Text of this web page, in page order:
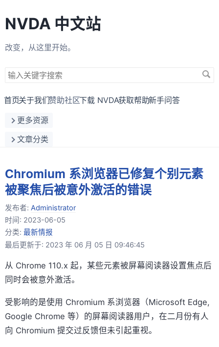
NVDA 中文站
改变，从这里开始。
搜
关
字
首页关于我们赞助社区下载 NVDA获取帮助新手问答
更多资源
文章分类
Chromium 系浏览器已修复个别元素
被聚焦后被意外激活的错误
发布者: Administrator
时间: 2023-06-05
分类: 最新情报
最后更新于: 2023 年 06 月 05 日 09:46:45
从 Chrome 110.x 起，某些元素被屏幕阅读器设置焦点后
同时会被意外激活。
受影响的是使用 Chromium 系浏览器（Microsoft Edge,
Google Chrome 等）的屏幕阅读器用户，在二月份有人
向 Chromium 提交过反馈但未引起重视。